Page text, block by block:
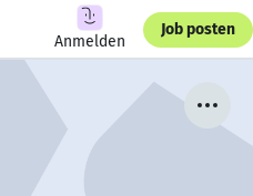
Anmelden
Job posten